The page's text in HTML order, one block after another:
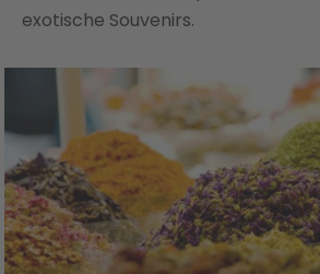
exotische Souvenirs.